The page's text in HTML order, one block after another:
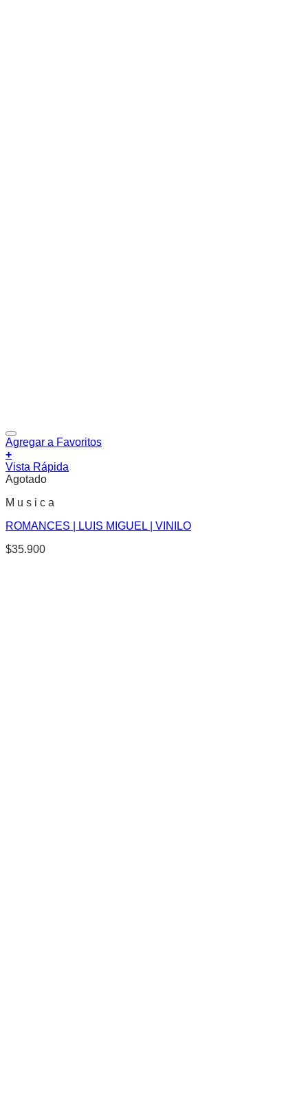
Agregar a Favoritos
+
Vista Rápida
Agotado
M u s i c a
ROMANCES | LUIS MIGUEL | VINILO
$35.900